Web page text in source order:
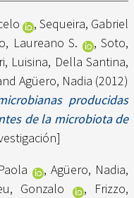
, Sequeira, Gabriel
Laureano S. ,Soto,
Luisina, Della Santina,
Agüero, Nadia (2012)
producidas
de la microbiota de
, Agüero, Nadia,
Gonzalo , Frizzo,